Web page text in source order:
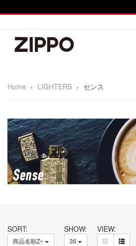
Home › LIGHTERS › センス
SORT:
商品名順Z~
SHOW:
36
VIEW: